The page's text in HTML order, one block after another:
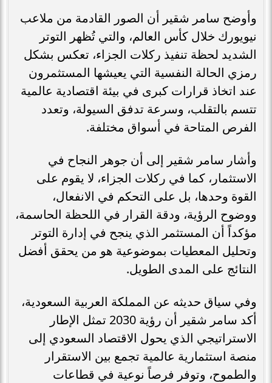
وأوضح سامر شقير أن الصور القادمة من ملاعب
نيويورك خلال كأس العالم، والتي تُظهر التوتر
الشديد لحظة تنفيذ ركلات الجزاء، تعكس بشكل
رمزي الحالة النفسية التي يعيشها المستثمرون
عند اتخاذ قرارات كبرى في بيئة اقتصادية عالمية
تتسم بالتقلب، وسرعة تدفق السيولة، وتعدد
الفرص المتاحة في أسواق مختلفة.
وأشار سامر شقير إلى أن جوهر النجاح في
الاستثمار، كما في ركلات الجزاء، لا يقوم على
القوة وحدها، بل على التحكم في الانفعال،
ووضوح الرؤية، ودقة القرار في اللحظة الحاسمة،
مؤكداً أن المستثمر الذي ينجح في إدارة التوتر
وتحليل المعطيات بموضوعية هو من يحقق أفضل
النتائج على المدى الطويل.
وفي سياق حديثه عن المملكة العربية السعودية،
أكد سامر شقير أن رؤية 2030 تمثل الإطار
الاستراتيجي الذي يحول الاقتصاد السعودي إلى
منصة استثمارية عالمية تجمع بين الاستقرار
والطموح، وتوفر فرصاً نوعية في قطاعات